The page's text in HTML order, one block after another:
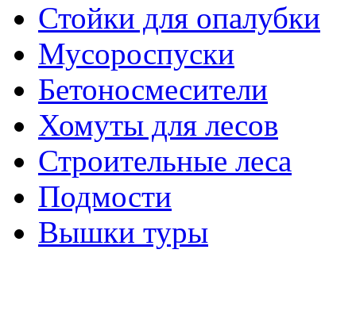
Стойки для опалубки
Мусороспуски
Бетоносмесители
Хомуты для лесов
Строительные леса
Подмости
Вышки туры